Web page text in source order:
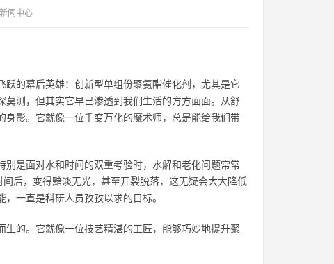
新闻中心
的幕后英雄：创新型单组份聚氨酯催化剂，尤其是它
测，但其实它早已渗透到我们生活的方方面面。从舒
影。它就像一位千变万化的魔术师，总是能给我们带
是面对水和时间的双重考验时，水解和老化问题常常
后，变得黯淡无光，甚至开裂脱落，这无疑会大大降低
一直是科研人员孜孜以求的目标。
的。它就像一位技艺精湛的工匠，能够巧妙地提升聚